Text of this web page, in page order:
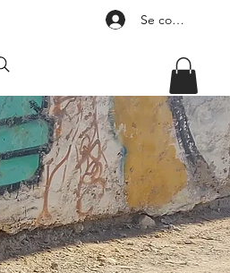
Se connecter